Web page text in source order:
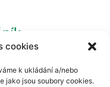
cookies
k ukládání a/nebo
jako jsou soubory cookies.